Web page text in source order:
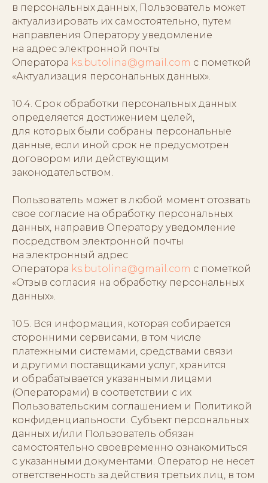
в персональных данных, Пользователь может
актуализировать их самостоятельно, путем
направления Оператору уведомление
на адрес электронной почты
Оператора ks.butolina@gmail.com с пометкой
«Актуализация персональных данных».
10.4. Срок обработки персональных данных
определяется достижением целей,
для которых были собраны персональные
данные, если иной срок не предусмотрен
договором или действующим
законодательством.
Пользователь может в любой момент отозвать
свое согласие на обработку персональных
данных, направив Оператору уведомление
посредством электронной почты
на электронный адрес
Оператора ks.butolina@gmail.com с пометкой
«Отзыв согласия на обработку персональных
данных».
10.5. Вся информация, которая собирается
сторонними сервисами, в том числе
платежными системами, средствами связи
и другими поставщиками услуг, хранится
и обрабатывается указанными лицами
(Операторами) в соответствии с их
Пользовательским соглашением и Политикой
конфиденциальности. Субъект персональных
данных и/или Пользователь обязан
самостоятельно своевременно ознакомиться
с указанными документами. Оператор не несет
ответственность за действия третьих лиц, в том